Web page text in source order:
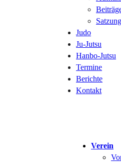
Satzung
Judo
Ju-Jutsu
Hanbo-Jutsu
Termine
Berichte
Kontakt
Verein